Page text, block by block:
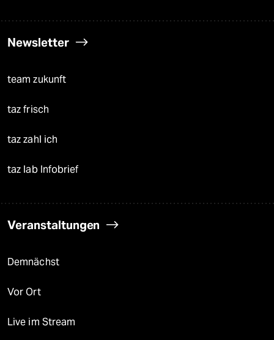
Newsletter
team zukunft
taz frisch
taz zahl ich
taz lab Infobrief
Veranstaltungen
Demnächst
Vor Ort
Live im Stream